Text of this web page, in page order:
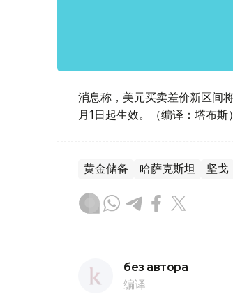
消息称，美元买卖差价新区间
月1日起生效。（编译：塔布斯）
黄金储备 哈萨克斯坦 坚戈
без автора
编译